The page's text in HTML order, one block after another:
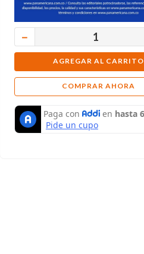
－
AGREGAR AL CARRITO
COMPRAR AHORA